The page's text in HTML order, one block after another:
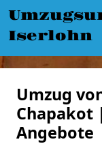
Iserlohn
Umzug
Chapakot
Angebote